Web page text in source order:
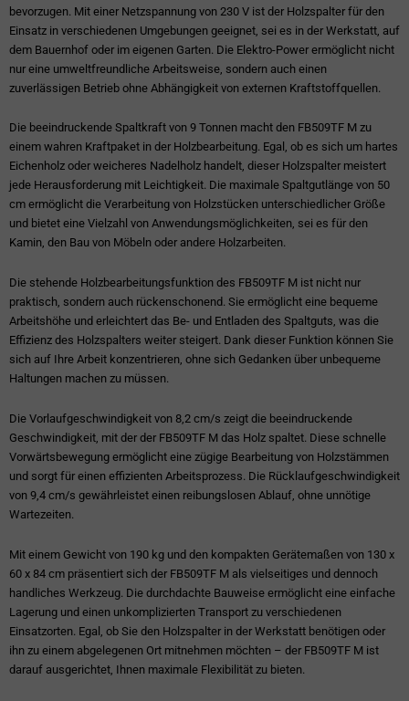
bevorzugen. Mit einer Netzspannung von 230 V ist der Holzspalter für den
Einsatz in verschiedenen Umgebungen geeignet, sei es in der Werkstatt, auf
dem Bauernhof oder im eigenen Garten. Die Elektro-Power ermöglicht nicht
nur eine umweltfreundliche Arbeitsweise, sondern auch einen
zuverlässigen Betrieb ohne Abhängigkeit von externen Kraftstoffquellen.
Die beeindruckende Spaltkraft von 9 Tonnen macht den FB509TF M zu
einem wahren Kraftpaket in der Holzbearbeitung. Egal, ob es sich um hartes
Eichenholz oder weicheres Nadelholz handelt, dieser Holzspalter meistert
jede Herausforderung mit Leichtigkeit. Die maximale Spaltgutlänge von 50
cm ermöglicht die Verarbeitung von Holzstücken unterschiedlicher Größe
und bietet eine Vielzahl von Anwendungsmöglichkeiten, sei es für den
Kamin, den Bau von Möbeln oder andere Holzarbeiten.
Die stehende Holzbearbeitungsfunktion des FB509TF M ist nicht nur
praktisch, sondern auch rückenschonend. Sie ermöglicht eine bequeme
Arbeitshöhe und erleichtert das Be- und Entladen des Spaltguts, was die
Effizienz des Holzspalters weiter steigert. Dank dieser Funktion können Sie
sich auf Ihre Arbeit konzentrieren, ohne sich Gedanken über unbequeme
Haltungen machen zu müssen.
Die Vorlaufgeschwindigkeit von 8,2 cm/s zeigt die beeindruckende
Geschwindigkeit, mit der der FB509TF M das Holz spaltet. Diese schnelle
Vorwärtsbewegung ermöglicht eine zügige Bearbeitung von Holzstämmen
und sorgt für einen effizienten Arbeitsprozess. Die Rücklaufgeschwindigkeit
von 9,4 cm/s gewährleistet einen reibungslosen Ablauf, ohne unnötige
Wartezeiten.
Mit einem Gewicht von 190 kg und den kompakten Gerätemaßen von 130 x
60 x 84 cm präsentiert sich der FB509TF M als vielseitiges und dennoch
handliches Werkzeug. Die durchdachte Bauweise ermöglicht eine einfache
Lagerung und einen unkomplizierten Transport zu verschiedenen
Einsatzorten. Egal, ob Sie den Holzspalter in der Werkstatt benötigen oder
ihn zu einem abgelegenen Ort mitnehmen möchten – der FB509TF M ist
darauf ausgerichtet, Ihnen maximale Flexibilität zu bieten.